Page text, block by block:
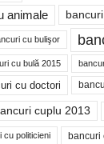
animale
cu bulişor
cu bulă 2015
cu doctori
cuplu 2013
cu politicieni bancuri